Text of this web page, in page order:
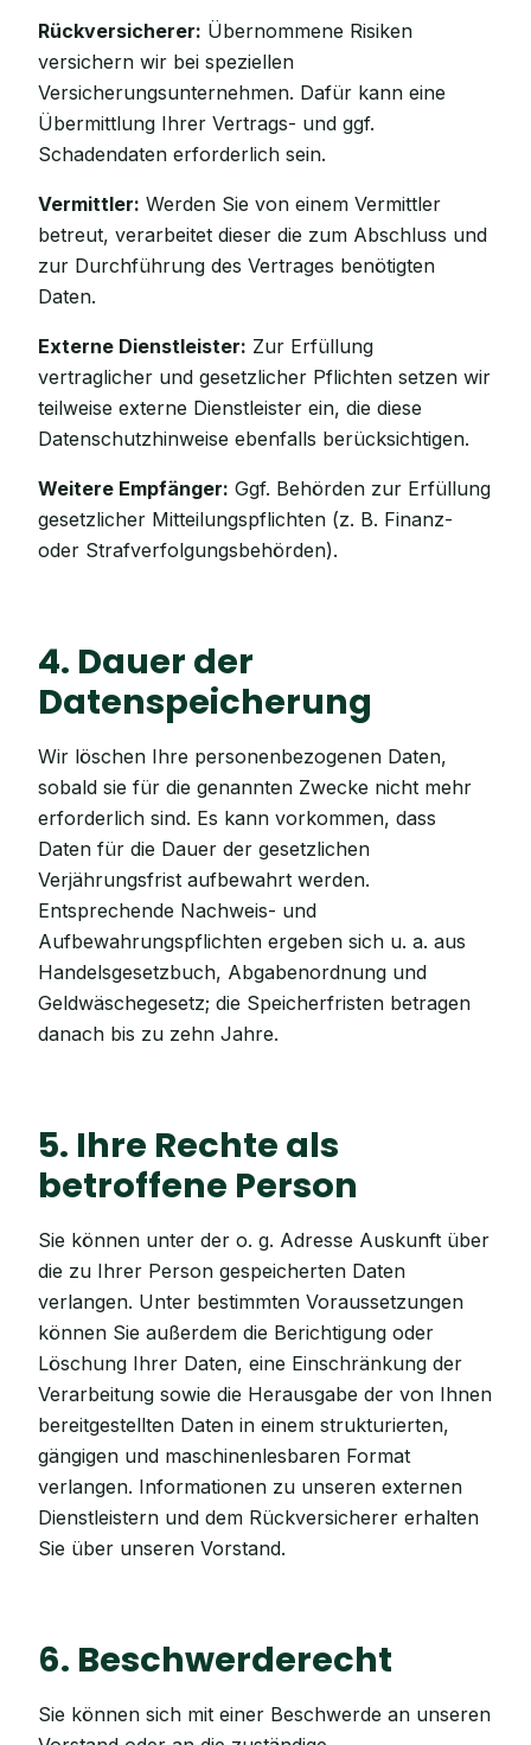
Rückversicherer: Übernommene Risiken
versichern wir bei speziellen
Versicherungsunternehmen. Dafür kann eine
Übermittlung Ihrer Vertrags- und ggf.
Schadendaten erforderlich sein.
Vermittler: Werden Sie von einem Vermittler
betreut, verarbeitet dieser die zum Abschluss und
zur Durchführung des Vertrages benötigten
Daten.
Externe Dienstleister: Zur Erfüllung
vertraglicher und gesetzlicher Pflichten setzen wir
teilweise externe Dienstleister ein, die diese
Datenschutzhinweise ebenfalls berücksichtigen.
Weitere Empfänger: Ggf. Behörden zur Erfüllung
gesetzlicher Mitteilungspflichten (z. B. Finanz-
oder Strafverfolgungsbehörden).
4. Dauer der
Datenspeicherung
Wir löschen Ihre personenbezogenen Daten,
sobald sie für die genannten Zwecke nicht mehr
erforderlich sind. Es kann vorkommen, dass
Daten für die Dauer der gesetzlichen
Verjährungsfrist aufbewahrt werden.
Entsprechende Nachweis- und
Aufbewahrungspflichten ergeben sich u. a. aus
Handelsgesetzbuch, Abgabenordnung und
Geldwäschegesetz; die Speicherfristen betragen
danach bis zu zehn Jahre.
5. Ihre Rechte als
betroffene Person
Sie können unter der o. g. Adresse Auskunft über
die zu Ihrer Person gespeicherten Daten
verlangen. Unter bestimmten Voraussetzungen
können Sie außerdem die Berichtigung oder
Löschung Ihrer Daten, eine Einschränkung der
Verarbeitung sowie die Herausgabe der von Ihnen
bereitgestellten Daten in einem strukturierten,
gängigen und maschinenlesbaren Format
verlangen. Informationen zu unseren externen
Dienstleistern und dem Rückversicherer erhalten
Sie über unseren Vorstand.
6. Beschwerderecht
Sie können sich mit einer Beschwerde an unseren